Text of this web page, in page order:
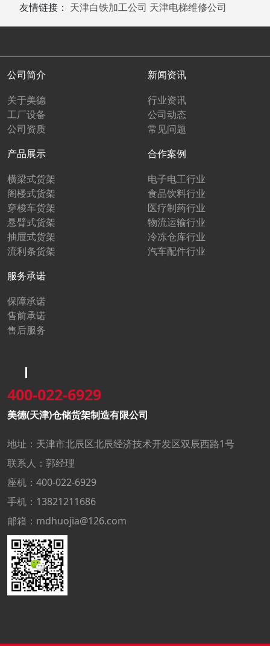
友情链接： 天津白铁加工公司 天津电梯维修公司
公司简介
关于美德
工厂设备
公司资质
新闻资讯
行业资讯
公司动态
常见问题
产品展示
横梁式货架
阁楼式货架
穿梭车货架
悬臂式货架
抽屉式货架
流利条货架
合作案例
电子电工行业
食品饮料行业
医疗制药行业
物流运输行业
冷冻仓库行业
汽车配件行业
服务承诺
保障承诺
售前承诺
售后服务
400-022-6929
美德(天津)仓储货架制造有限公司
地址：天津市北辰区北辰经济技术开发区双辰西路1号
联系人：郭经理
座机：400-022-6929
手机：13821211686
邮箱：mdhuojia@126.com